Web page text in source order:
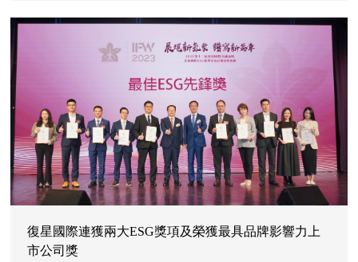
工藝體驗，北海道Kiroro G
復星國際連獲兩大ESG獎項及榮獲最具品牌影響力上
市公司獎